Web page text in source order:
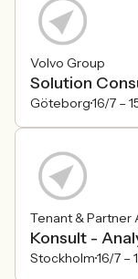
Volvo Group
Solution
Göteborg16/7 –
Tenant & Partner
Konsult -
Stockholm16/7 –